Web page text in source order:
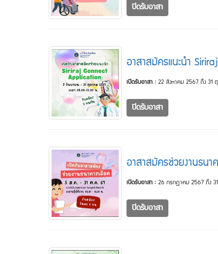
ปิดรับอาสา
อาสาสมัครแนะนำ
เปิดรับอาสา :22 สิงหาคม 2567 ถึง 31
ปิดรับอาสา
อาสาสมัครช่วยงานธน
เปิดรับอาสา :26 กรกฎาคม 2567 ถึง
ปิดรับอาสา